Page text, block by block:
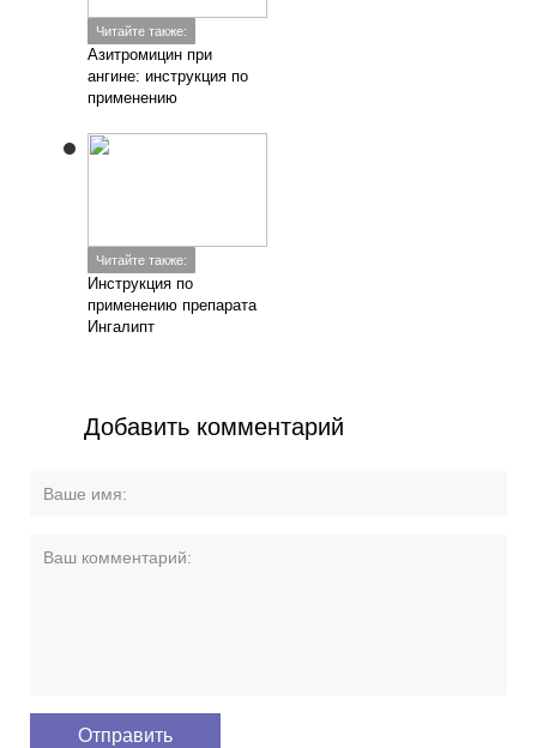
Читайте также:
Азитромицин при
ангине: инструкция по
применению
Читайте также:
Инструкция по
применению препарата
Ингалипт
Добавить комментарий